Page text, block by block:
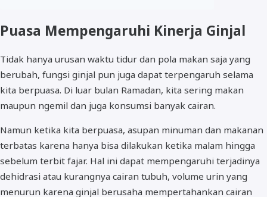
Puasa Mempengaruhi Kinerja Ginjal
Tidak hanya urusan waktu tidur dan pola makan saja yang
berubah, fungsi ginjal pun juga dapat terpengaruh selama
kita berpuasa. Di luar bulan Ramadan, kita sering makan
maupun ngemil dan juga konsumsi banyak cairan.
Namun ketika kita berpuasa, asupan minuman dan makanan
terbatas karena hanya bisa dilakukan ketika malam hingga
sebelum terbit fajar. Hal ini dapat mempengaruhi terjadinya
dehidrasi atau kurangnya cairan tubuh, volume urin yang
menurun karena ginjal berusaha mempertahankan cairan